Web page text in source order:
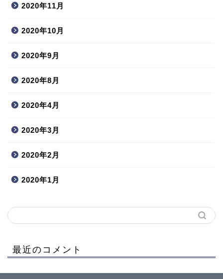
2020年11月
2020年10月
2020年9月
2020年8月
2020年4月
2020年3月
2020年2月
2020年1月
最近のコメント